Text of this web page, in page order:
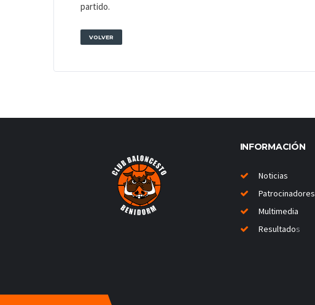
partido.
VOLVER
INFORMACIÓN
Noticias
Patrocinadores
Multimedia
Resultados